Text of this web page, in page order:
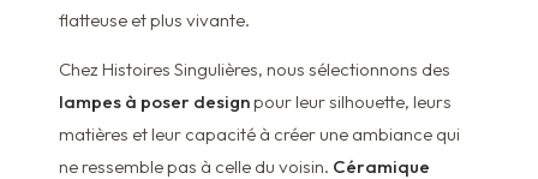
flatteuse et plus vivante.
Chez Histoires Singulières, nous sélectionnons des
lampes à poser designpour leur silhouette, leurs
matières et leur capacité à créer une ambiance qui
ne ressemble pas à celle du voisin. Céramique